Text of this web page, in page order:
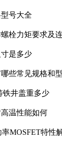
号大全
栓力矩要求及
是多少
些常见规格和
铁井盖重多少
温性能如何
率MOSFET特性